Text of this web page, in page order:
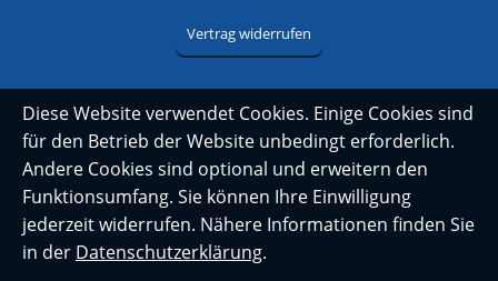
Vertrag widerrufen
Diese Website verwendet Cookies. Einige Cookies sind
für den Betrieb der Website unbedingt erforderlich.
Andere Cookies sind optional und erweitern den
Funktionsumfang. Sie können Ihre Einwilligung
jederzeit widerrufen. Nähere Informationen finden Sie
in der Datenschutzerklärung.